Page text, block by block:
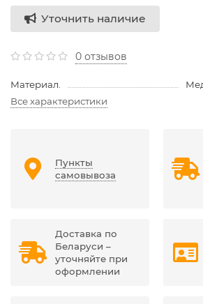
Уточнить наличие
0 отзывов
Материал.
Все характеристики
Пункты
самовывоза
Доставка по
Беларуси –
уточняйте при
оформлении